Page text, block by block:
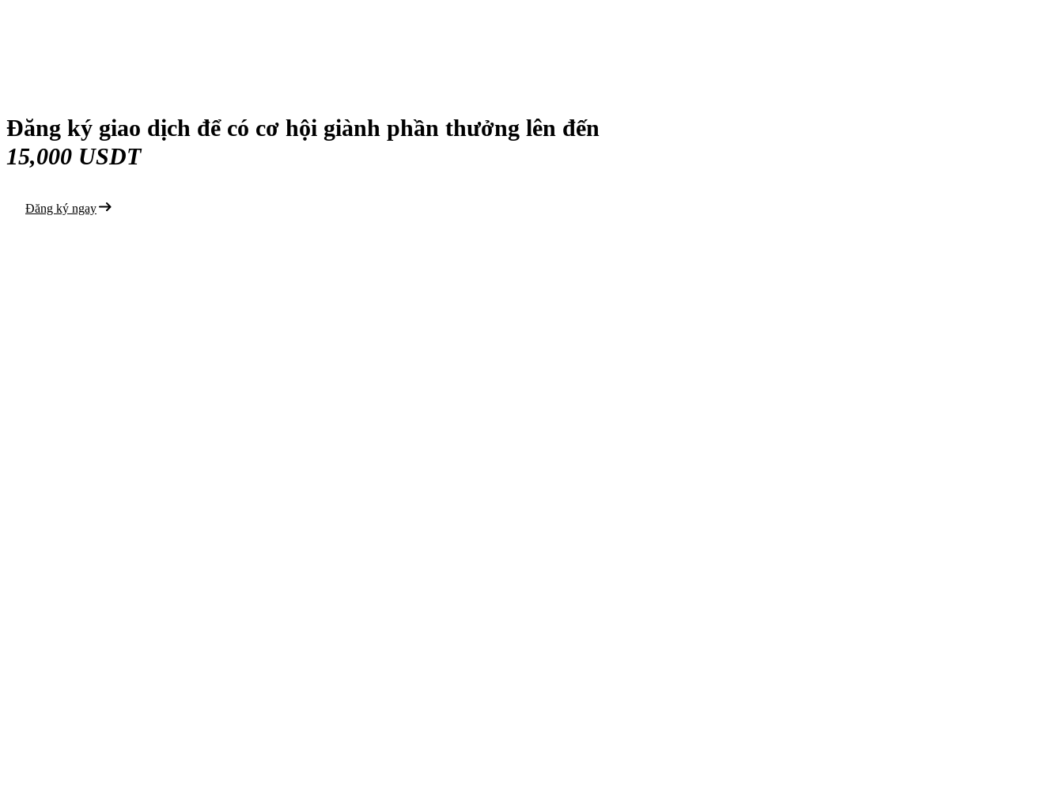
Đăng ký giao dịch để có cơ hội giành phần thưởng lên đến
15,000 USDT
Đăng ký ngay